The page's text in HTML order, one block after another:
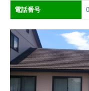
電話番号